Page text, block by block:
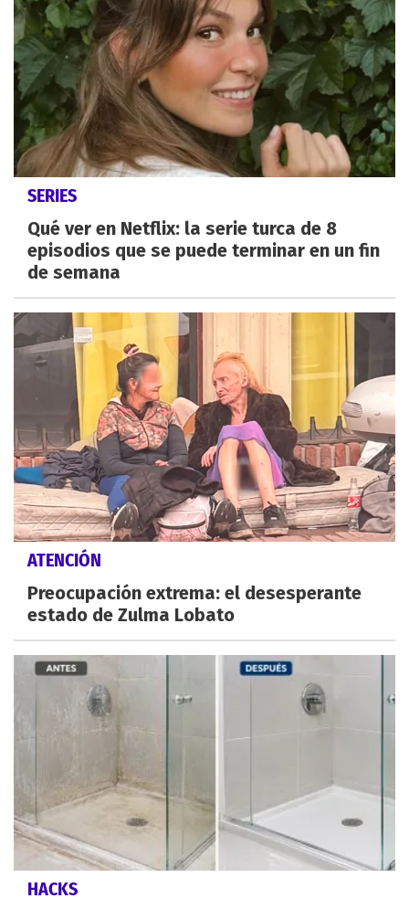
SERIES
Qué ver en Netflix: la serie turca de 8
episodios que se puede terminar en un fin
de semana
ATENCIÓN
Preocupación extrema: el desesperante
estado de Zulma Lobato
HACKS